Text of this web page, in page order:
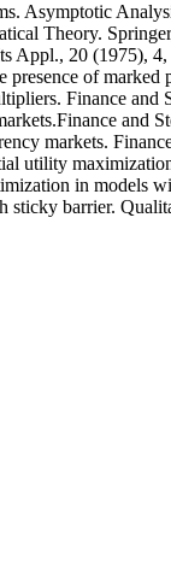
Asymptotic
Theory.
Appl., 20 (1975),
of marked
Finance and
and
markets.
utility
in models
barrier.